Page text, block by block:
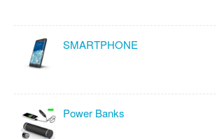
SMARTPHONE
Power Banks